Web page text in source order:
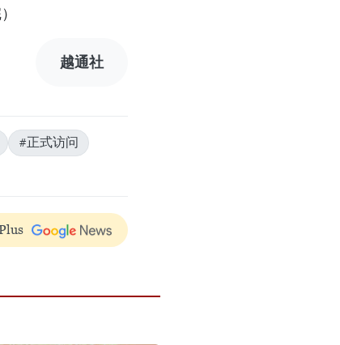
越通社
#正式访问